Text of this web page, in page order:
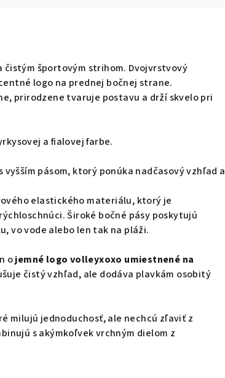
čistým športovým strihom. Dvojvrstvový
logo na prednej bočnej strane.
prirodzene tvaruje postavu a drží skvelo pri
a fialovej farbe.
vyšším pásom, ktorý ponúka nadčasový vzhľad a
elastického materiálu, ktorý je
Široké bočné pásy poskytujú
vo vode alebo len tak na pláži.
ojemné logo volleyxoxo umiestnené na
čistý vzhľad, ale dodáva plavkám osobitý
milujú jednoduchosť, ale nechcú zľaviť z
s akýmkoľvek vrchným dielom z